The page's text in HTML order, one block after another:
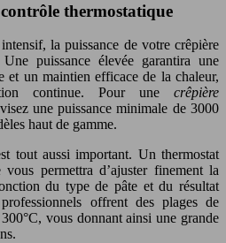
thermostatique
la puissance de votre crêpière
puissance élevée garantira une
et un maintien efficace de la chaleur,
continue. Pour une crêpière
une puissance minimale de 3000
haut de gamme.
tout aussi important. Un thermostat
permettra d’ajuster finement la
du type de pâte et du résultat
offrent des plages de
vous donnant ainsi une grande